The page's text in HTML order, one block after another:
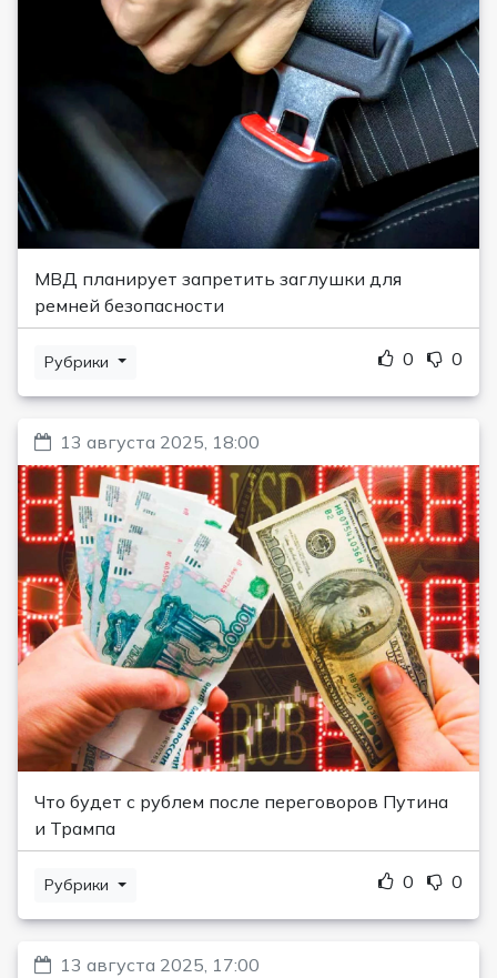
МВД планирует запретить заглушки для
ремней безопасности
Рубрики 0 0
13 августа 2025, 18:00
Что будет с рублем после переговоров Путина
и Трампа
Рубрики 0 0
13 августа 2025, 17:00